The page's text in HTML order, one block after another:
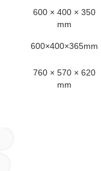
600 × 400 × 350
mm
600×400×365mm
760 × 570 × 620
mm